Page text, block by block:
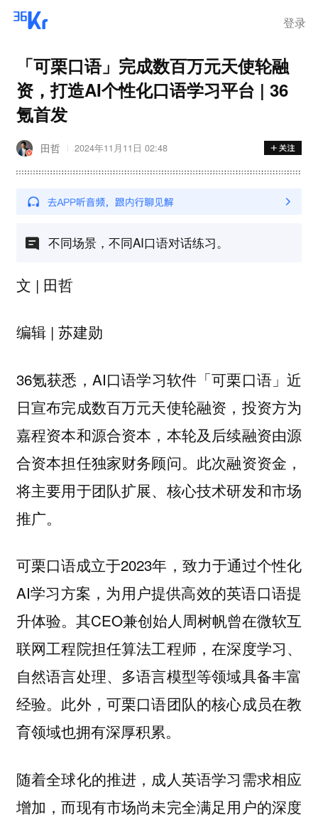
登录
「可栗口语」完成数百万元天使轮融
资，打造AI个性化口语学习平台 | 36
氪首发
田哲 2024年11月11日 02:48
不同场景，不同AI口语对话练习。
文 | 田哲
编辑 | 苏建勋
36氪获悉，AI口语学习软件「可栗口语」近
日宣布完成数百万元天使轮融资，投资方为
嘉程资本和源合资本，本轮及后续融资由源
合资本担任独家财务顾问。此次融资资金，
将主要用于团队扩展、核心技术研发和市场
推广。
可栗口语成立于2023年，致力于通过个性化
AI学习方案，为用户提供高效的英语口语提
升体验。其CEO兼创始人周树帆曾在微软互
联网工程院担任算法工程师，在深度学习、
自然语言处理、多语言模型等领域具备丰富
经验。此外，可栗口语团队的核心成员在教
育领域也拥有深厚积累。
随着全球化的推进，成人英语学习需求相应
增加，而现有市场尚未完全满足用户的深度